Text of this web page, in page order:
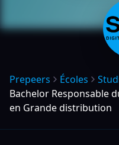
Prepeers Écoles
Bachelor Responsable
en Grande distribution